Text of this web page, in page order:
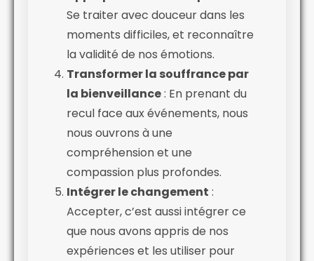
Se traiter avec douceur dans les
moments difficiles, et reconnaître
la validité de nos émotions.
Transformer la souffrance par
la bienveillance: En prenant du
recul face aux événements, nous
nous ouvrons à une
compréhension et une
compassion plus profondes.
Intégrer le changement :
Accepter, c’est aussi intégrer ce
que nous avons appris de nos
expériences et les utiliser pour